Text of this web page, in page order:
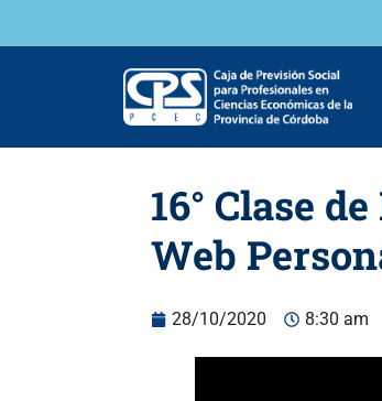
16° Clase
Web
28/10/2020 8:30 am